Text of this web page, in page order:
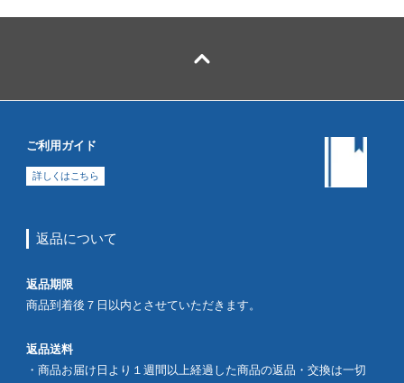
ご利用ガイド
詳しくはこちら
返品について
返品期限
商品到着後７日以内とさせていただきます。
返品送料
・商品お届け日より１週間以上経過した商品の返品・交換は一切